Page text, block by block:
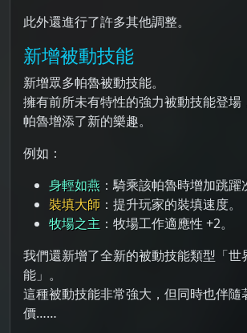
此外還進行了許多其他調整。
新增被動技能
新增眾多帕魯被動技能。
擁有前所未有特性的強力被動技能登場
帕魯增添了新的樂趣。
例如：
身輕如燕 ：騎乘該帕魯時增加跳躍
裝填大師 ：提升玩家的裝填速度。
牧場之主 ：牧場工作適應性 +2。
我們還新增了全新的被動技能類型「世
能」。
這種被動技能非常強大，但同時也伴隨
價……